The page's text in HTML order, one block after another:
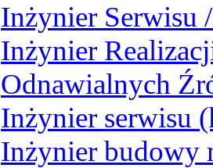
Inżynier Serwisu
Inżynier
Odnawialnych
Inżynier serwisu
Inżynier budowy